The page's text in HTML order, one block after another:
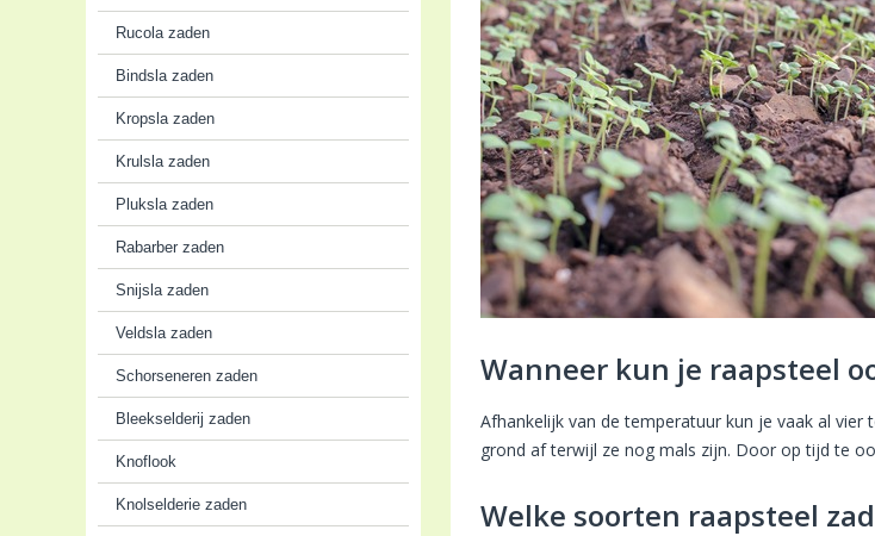
Rucola zaden
Bindsla zaden
Kropsla zaden
Krulsla zaden
Pluksla zaden
Rabarber zaden
Snijsla zaden
Veldsla zaden
Schorseneren zaden
Bleekselderij zaden
Knoflook
Knolselderie zaden
Wanneer kun je raapsteel
Afhankelijk van de temperatuur kun je vaak al
grond af terwijl ze nog mals zijn. Door op tijd te
Welke soorten raapsteel